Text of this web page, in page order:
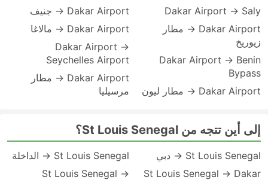
Dakar Airport → Saly
Dakar Airport → مطار
زيوريخ
Dakar Airport → Benin
Bypass
Dakar Airport → مطار ليون
Dakar Airport → جنيف
Dakar Airport → مالاغا
Dakar Airport →
Seychelles Airport
Dakar Airport → مطار
مرسيليا
إلى أين تتجه من St Louis Senegal؟
St Louis Senegal → دبي
St Louis Senegal → Dakar
St Louis Senegal → الداخلة
St Louis Senegal →